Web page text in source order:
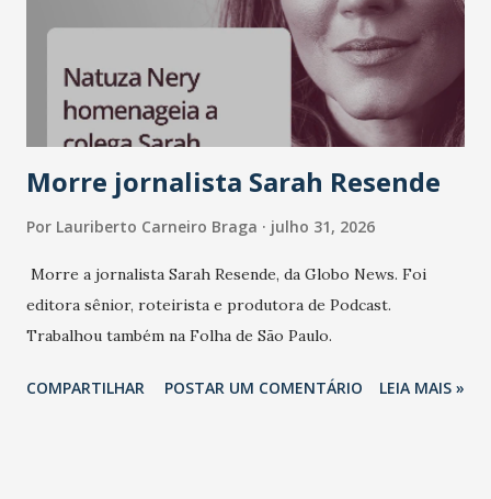
Morre jornalista Sarah Resende
Por Lauriberto Carneiro Braga julho 31, 2026
Morre a jornalista Sarah Resende, da Globo News. Foi
editora sênior, roteirista e produtora de Podcast.
Trabalhou também na Folha de São Paulo.
COMPARTILHAR POSTAR UM COMENTÁRIO LEIA MAIS »